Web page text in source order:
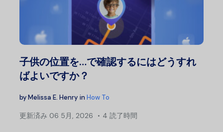
子供の位置を…で確認するにはどうすれ
ばよいですか？
byMelissa E. Henry in How To
更新済み 06 5月, 2026 4 読了時間